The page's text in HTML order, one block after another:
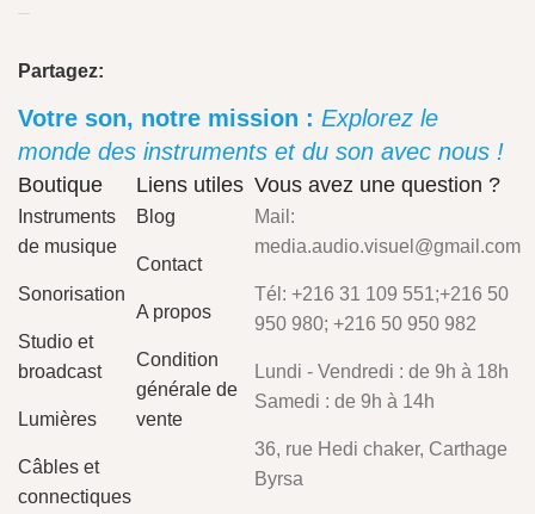
Partagez:
Votre son, notre mission : Explorez le
monde des instruments et du son avec nous !
Boutique
Instruments
de musique
Sonorisation
Studio et
broadcast
Lumières
Câbles et
connectiques
Liens utiles
Blog
Contact
A propos
Condition
générale de
vente
Vous avez une question ?
Mail:
media.audio.visuel@gmail.com
Tél: +216 31 109 551;+216 50
950 980; +216 50 950 982
Lundi - Vendredi : de 9h à 18h
Samedi : de 9h à 14h
36, rue Hedi chaker, Carthage
Byrsa